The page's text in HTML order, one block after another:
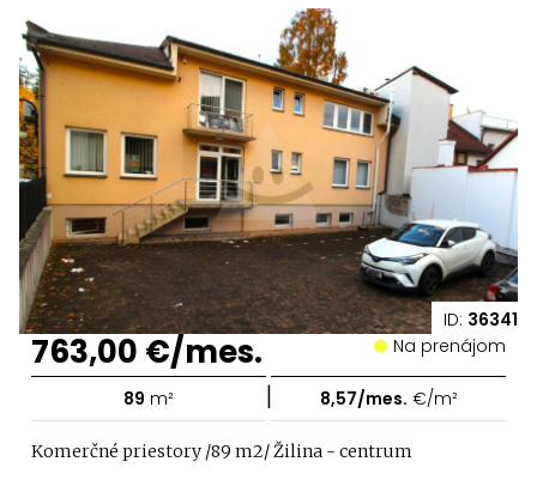
ID: 36341
763,00 €/mes. Na prenájom
89 m² | 8,57/mes. €/m²
Komerčné priestory /89 m2/ Žilina - centrum